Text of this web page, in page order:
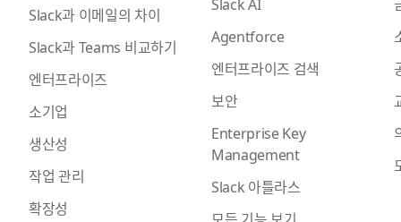
Slack과 이메일의 차이
Slack과 Teams 비교하기
엔터프라이즈
소기업
생산성
작업 관리
확장성
Agentforce
엔터프라이즈 검색
보안
Enterprise Key
Management
Slack 아틀라스